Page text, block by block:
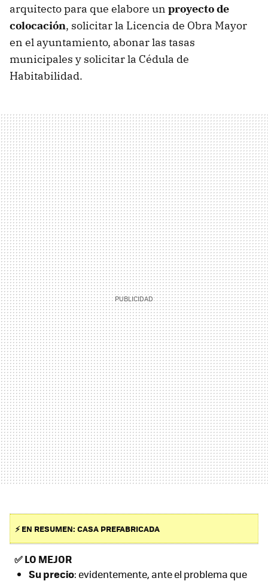
arquitecto para que elabore un proyecto de
colocación, solicitar la Licencia de Obra Mayor
en el ayuntamiento, abonar las tasas
municipales y solicitar la Cédula de
Habitabilidad.
⚡ EN RESUMEN: CASA PREFABRICADA
✅LO MEJOR
Su precio: evidentemente, ante el problema que